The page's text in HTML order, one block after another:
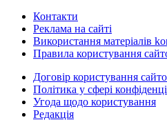
Контакти
Реклама на сайті
Використання матеріалів
Правила користування
Договір користування
Політика у сфері
Угода щодо користування
Редакція